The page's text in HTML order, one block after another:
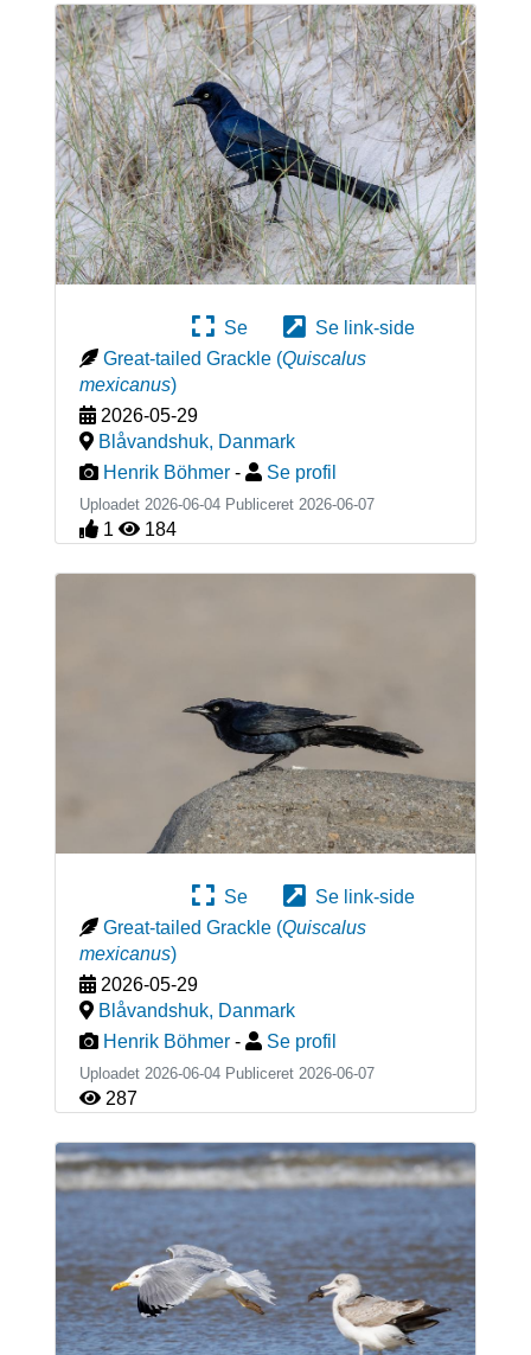
Se
Se link-side
Great-tailed Grackle (Quiscalus
mexicanus)
2026-05-29
Blåvandshuk, Danmark
Henrik Böhmer - Se profil
Uploadet 2026-06-04 Publiceret 2026-06-07
1 184
Se
Se link-side
Great-tailed Grackle (Quiscalus
mexicanus)
2026-05-29
Blåvandshuk, Danmark
Henrik Böhmer - Se profil
Uploadet 2026-06-04 Publiceret 2026-06-07
287